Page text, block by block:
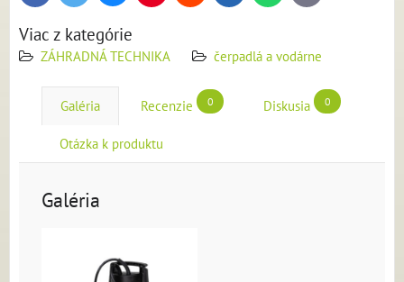
mail
Viac z kategórie
ZÁHRADNÁ TECHNIKA čerpadlá a vodárne
Galéria Recenzie 0 Diskusia 0
Otázka k produktu
Galéria